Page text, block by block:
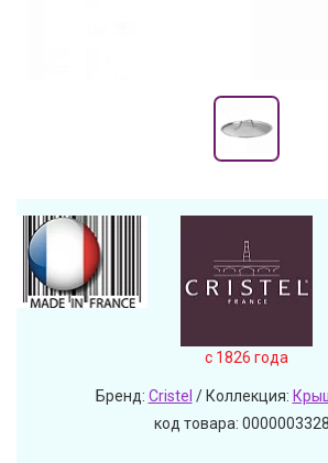
c 1826 года
Бренд: Cristel / Коллекция:
код товара: